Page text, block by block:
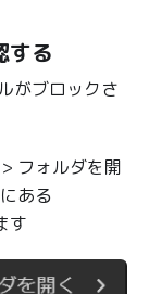
する
がブロックさ
フォルダを開
ある
す